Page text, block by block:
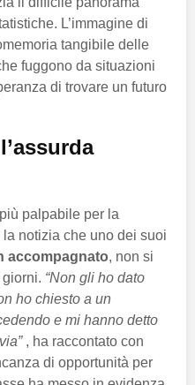
L’immagine di
tangibile delle
fuggono da situazioni
di trovare un futuro
palpabile per la
notizia che uno dei suoi
accompagnato, non si
“Non gli ho dato
ho chiesto a un
e mi hanno detto
, ha raccontato con
di opportunità per